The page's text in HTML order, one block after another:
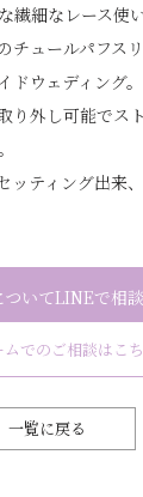
繊細なレース使
チュールパフス
ウェディング。
り外し可能でス
ッティング出来
ついてLINEで相
ムでのご相談はこ
一覧に戻る